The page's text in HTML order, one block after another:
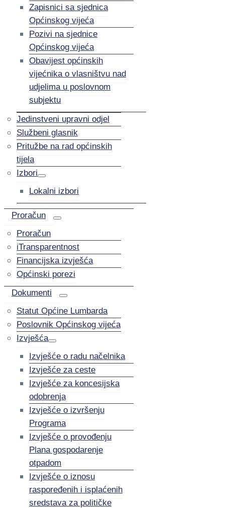
Zapisnici sa sjednica
Općinskog vijeća
Pozivi na sjednice
Općinskog vijeća
Obavijest općinskih
vijećnika o vlasništvu nad
udjelima u poslovnom
subjektu
Jedinstveni upravni odjel
Službeni glasnik
Pritužbe na rad općinskih
tijela
Izbori
Lokalni izbori
Proračun
Proračun
iTransparentnost
Financijska izvješća
Općinski porezi
Dokumenti
Statut Općine Lumbarda
Poslovnik Općinskog vijeća
Izvješća
Izvješće o radu načelnika
Izvješće za ceste
Izvješće za koncesijska
odobrenja
Izvješće o izvršenju
Programa
Izvješće o provođenju
Plana gospodarenje
otpadom
Izvješće o iznosu
raspoređenih i isplaćenih
sredstava za političke